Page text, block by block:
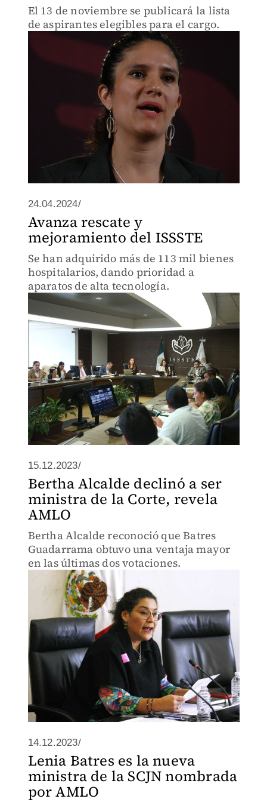
El 13 de noviembre se publicará la lista
de aspirantes elegibles para el cargo.
24.04.2024/
Avanza rescate y
mejoramiento del ISSSTE
Se han adquirido más de 113 mil bienes
hospitalarios, dando prioridad a
aparatos de alta tecnología.
15.12.2023/
Bertha Alcalde declinó a ser
ministra de la Corte, revela
AMLO
Bertha Alcalde reconoció que Batres
Guadarrama obtuvo una ventaja mayor
en las últimas dos votaciones.
14.12.2023/
Lenia Batres es la nueva
ministra de la SCJN nombrada
por AMLO